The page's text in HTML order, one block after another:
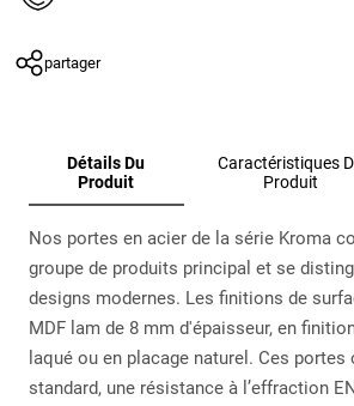
partager
Détails Du
Produit
Caractéristiques
Produit
Nos portes en acier de la série Kroma
groupe de produits principal et se
designs modernes. Les finitions de
MDF lam de 8 mm d'épaisseur, en
laqué ou en placage naturel. Ces portes
standard, une résistance à l’effraction